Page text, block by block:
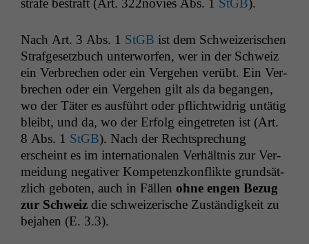
strafe bestraft (Art. 322novies Abs. 1 StGB).
Nach Art. 3 Abs. 1 StGB ist dem Schweiz­erischen
Strafge­set­zbuch unter­wor­fen, wer in der Schweiz
ein Ver­brechen oder ein Verge­hen verübt. Ein Ver­
brechen oder ein Verge­hen gilt als da began­gen,
wo der Täter es aus­führt oder pflichtwidrig untätig
bleibt, und da, wo der Erfolg einge­treten ist (Art.
8 Abs. 1 StGB). Nach der Recht­sprechung
erscheint es im inter­na­tionalen Ver­hält­nis zur Ver­
mei­dung neg­a­tiv­er Kom­pe­ten­zkon­flik­te grund­sät­
zlich geboten, auch in Fällen ohne engen Bezug
zur Schweiz die schweiz­erische Zuständigkeit zu
beja­hen (E. 3.3).